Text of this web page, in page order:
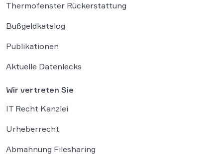
Thermofenster Rückerstattung
Bußgeldkatalog
Publikationen
Aktuelle Datenlecks
Wir vertreten Sie
IT Recht Kanzlei
Urheberrecht
Abmahnung Filesharing